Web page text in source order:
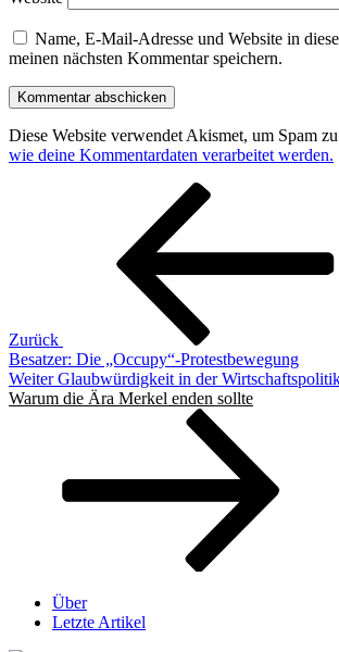
Name, E-Mail-Adresse und Website in
meinen nächsten Kommentar speichern.
Diese Website verwendet Akismet, um Spam
wie deine Kommentardaten verarbeitet werden.
Beitragsnavigation
Zurück
Besatzer: Die „Occupy“-Protestbewegung
Nächster
Beitrag
Weiter Glaubwürdigkeit in der
Warum die Ära Merkel enden sollte
Über
Letzte Artikel